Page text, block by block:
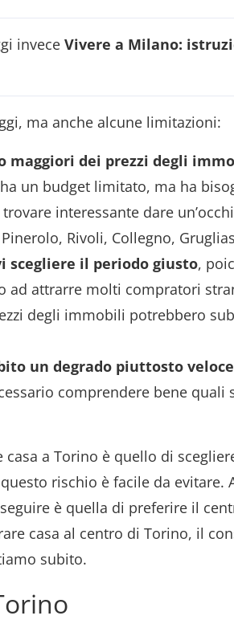
invece Vivere a Milano:
ma anche alcune limitazioni:
maggiori dei prezzi degli
un budget limitato, ma ha
interessante dare
Rivoli, Collegno,
scegliere il periodo giusto,
ad attrarre molti compratori
degli immobili potrebbero
un degrado piuttosto
comprendere bene quali
a Torino è quello di
rischio è facile da evitare.
è quella di preferire il
casa al centro di Torino, il
subito.